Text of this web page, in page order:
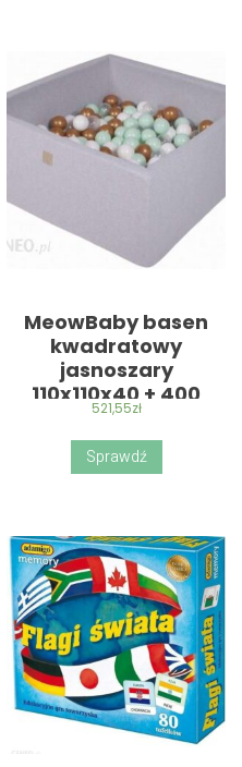
MeowBaby basen
kwadratowy
jasnoszary
110x110x40 + 400
piłek (białe złote
transparentne
miętowe)
521,55zł
Sprawdź